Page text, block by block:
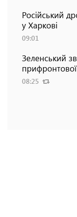
Російський
у Харкові
09:01
Зеленський
прифронтової
08:25